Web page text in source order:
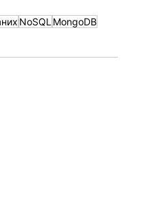
NoSQL MongoDB